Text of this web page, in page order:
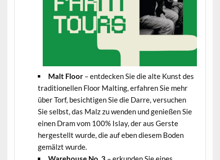
Malt Floor – entdecken Sie die alte Kunst des
traditionellen Floor Malting, erfahren Sie mehr
über Torf, besichtigen Sie die Darre, versuchen
Sie selbst, das Malz zu wenden und genießen Sie
einen Dram vom 100% Islay, der aus Gerste
hergestellt wurde, die auf eben diesem Boden
gemälzt wurde.